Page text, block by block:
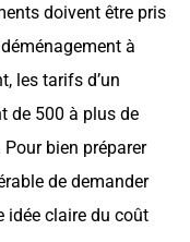
doivent être pris
à
les tarifs d’un
de 500 à plus de
bien préparer
de demander
idée claire du coût